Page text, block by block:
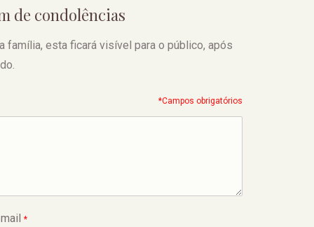
de condolências
família, esta ficará visível para o público, após
*Campos obrigatórios
*